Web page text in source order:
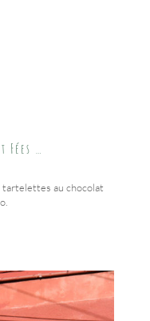
…
tartelettes au chocolat